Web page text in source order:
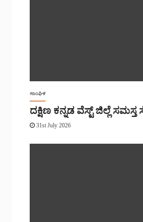
ಸಾಂಘಿಕ
ದಕ್ಷಿಣ ಕನ್ನಡ ವೆಸ್ಟ್ ಜಿಲ್ಲೆ ಸಮಸ್ತ
31st July 2026